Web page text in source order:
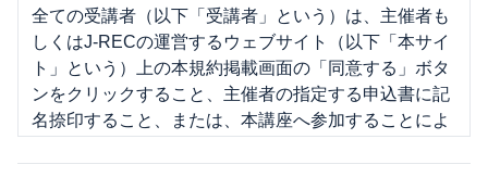
全ての受講者（以下「受講者」という）は、主催者も
しくはJ-RECの運営するウェブサイト（以下「本サイ
ト」という）上の本規約掲載画面の「同意する」ボタ
ンをクリックすること、主催者の指定する申込書に記
名捺印すること、または、本講座へ参加することによ